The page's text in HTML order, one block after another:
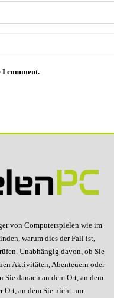
I comment.
von Computerspielen wie im
warum dies der Fall ist,
Unabhängig davon, ob Sie
Aktivitäten, Abenteuern oder
danach an dem Ort, an dem
Ort, an dem Sie nicht nur